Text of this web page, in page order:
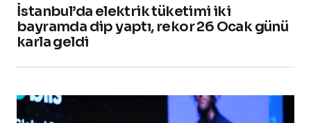
İstanbul’da elektrik tüketimi iki
bayramda dip yaptı, rekor 26 Ocak günü
karla geldi